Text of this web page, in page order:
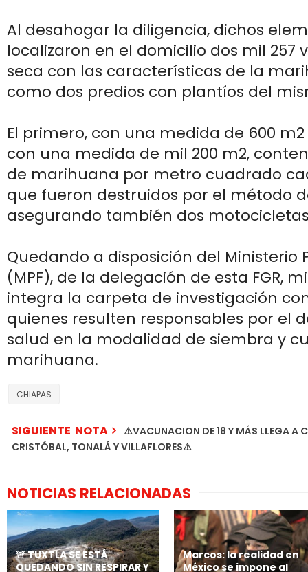
Al desahogar la diligencia, dichos
localizaron en el domicilio dos mil 257
seca con las características de la
como dos predios con plantíos del
El primero, con una medida de 600
con una medida de mil 200 m2,
de marihuana por metro cuadrado
que fueron destruidos por el método
asegurando también dos
Quedando a disposición del Ministerio
(MPF), de la delegación de esta FGR,
integra la carpeta de investigación
quienes resulten responsables por el
salud en la modalidad de siembra y
marihuana.
CHIAPAS
SIGUIENTE NOTA
⚠️VACUNACION DE 18 Y MÁS LLEGA A
CRISTÓBAL, TONALÁ Y VILLAFLORES⚠️
NOTICIAS RELACIONADAS
🚨 TUXTLA SE ESTÁ
QUEDANDO SIN RESPIRAR Y
Marcos: la realidad en
México se impone al